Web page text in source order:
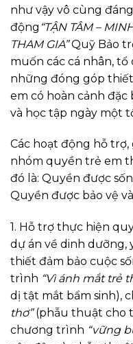
như vậy vô cùng
động “TẬN TÂM –
THAM GIA”Quỹ Bảo
muốn các cá nhân,
những đóng góp
em có hoàn cảnh
và học tập ngày một
Các hoạt động hỗ
nhóm quyền trẻ em
đó là: Quyền được
Quyền được bảo vệ
1. Hỗ trợ thực hiện
dự án về dinh dưỡng,
thiết đảm bảo cuộc
trình “Vì ánh mắt trẻ
dị tật mắt bẩm sinh),
thơ”(phẫu thuật cho
chương trình “vững